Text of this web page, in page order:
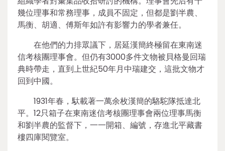
幾位理事和常務理事，成員不固定，但都是劉半農、
馬衡、胡適、傅斯年如許有影響力的學者兼任。
在他們的力排眾議下，居延漢簡終極留在東南迷
信考核團理事會。但仍有3000多件文物被貝格曼回瑞
典時帶走，直到上世紀50年月中瑞建交，這批文物才
回到中國。
1931年春，馱載著一萬余枚漢簡的駱駝隊抵達北
平。12只箱子在東南迷信考核團理事會兩位理事馬衡
和劉半農的監督下，一一開箱、編號，存進北平藏書
樓四庫閱覽室。